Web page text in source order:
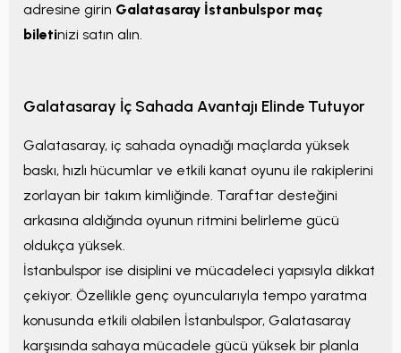
adresine girin Galatasaray İstanbulspor maç
biletinizi satın alın.
Galatasaray İç Sahada Avantajı Elinde Tutuyor
Galatasaray, iç sahada oynadığı maçlarda yüksek
baskı, hızlı hücumlar ve etkili kanat oyunu ile rakiplerini
zorlayan bir takım kimliğinde. Taraftar desteğini
arkasına aldığında oyunun ritmini belirleme gücü
oldukça yüksek.
İstanbulspor ise disiplini ve mücadeleci yapısıyla dikkat
çekiyor. Özellikle genç oyuncularıyla tempo yaratma
konusunda etkili olabilen İstanbulspor, Galatasaray
karşısında sahaya mücadele gücü yüksek bir planla